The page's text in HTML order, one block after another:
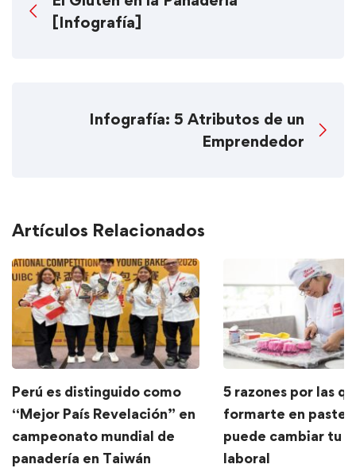
[Infografía]
Infografía: 5 Atributos de un
Emprendedor
Artículos Relacionados
Perú es distinguido como
“Mejor País Revelación” en
campeonato mundial de
panadería en Taiwán
5 razones por las
formarte en
puede cambiar tu
laboral